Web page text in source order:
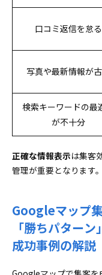
口コミ返信を怠る
写真や最新情報が
検索キーワードの最
が不十分
正確な情報表示は集客
管理が重要となります。
Googleマップ
「勝ちパター
成功事例の解説